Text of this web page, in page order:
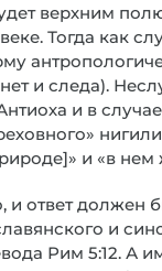
верхним
Тогда как
нет и следа).
и в
и «в нем
и ответ
и
Рим 5:12. А